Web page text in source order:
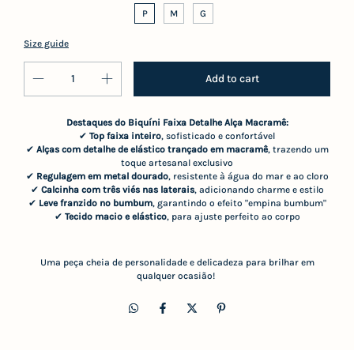
P M G
Size guide
Destaques do Biquíni Faixa Detalhe Alça Macramê:
✔ Top faixa inteiro, sofisticado e confortável
✔ Alças com detalhe de elástico trançado em macramê, trazendo um
toque artesanal exclusivo
✔ Regulagem em metal dourado, resistente à água do mar e ao cloro
✔ Calcinha com três viés nas laterais, adicionando charme e estilo
✔ Leve franzido no bumbum, garantindo o efeito "empina bumbum"
✔ Tecido macio e elástico, para ajuste perfeito ao corpo
Uma peça cheia de personalidade e delicadeza para brilhar em
qualquer ocasião!